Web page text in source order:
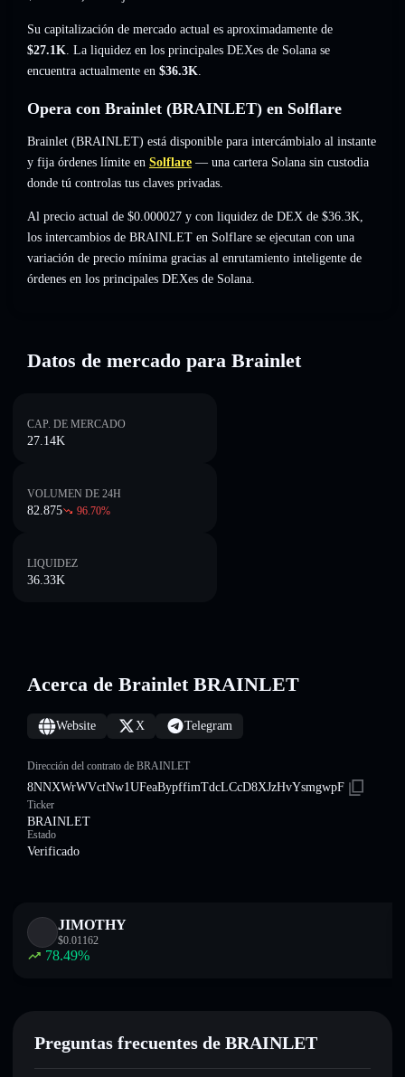
Su capitalización de mercado actual es aproximadamente de
$27.1K. La liquidez en los principales DEXes de Solana se
encuentra actualmente en $36.3K.
Opera con Brainlet (BRAINLET) en Solflare
Brainlet (BRAINLET) está disponible para intercámbialo al instante
y fija órdenes límite en Solflare — una cartera Solana sin custodia
donde tú controlas tus claves privadas.
Al precio actual de $0.000027 y con liquidez de DEX de $36.3K,
los intercambios de BRAINLET en Solflare se ejecutan con una
variación de precio mínima gracias al enrutamiento inteligente de
órdenes en los principales DEXes de Solana.
Datos de mercado para Brainlet
CAP. DE MERCADO
27.14K
VOLUMEN DE 24H
82.875 96.70%
LIQUIDEZ
36.33K
Acerca de Brainlet BRAINLET
Website X Telegram
Dirección del contrato de BRAINLET
8NNXWrWVctNw1UFeaBypffimTdcLCcD8XJzHvYsmgwpF
Ticker
BRAINLET
Estado
Verificado
JIMOTHY
$0.01162
78.49%
Preguntas frecuentes de BRAINLET